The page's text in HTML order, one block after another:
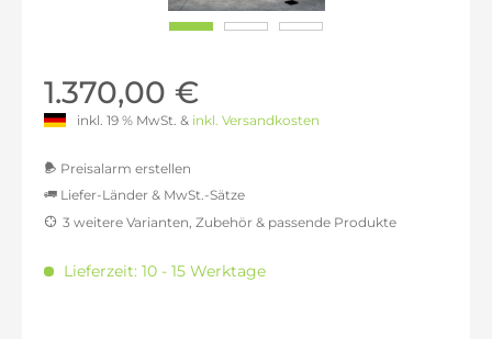
1.370,00 €
inkl. 19 % MwSt. & inkl. Versandkosten
Preisalarm erstellen
Liefer-Länder & MwSt.-Sätze
inkl. 16% MwSt.: 1.335,46 €
inkl. 20% MwSt.: 1.381,51 €
3 weitere Varianten, Zubehör & passende Produkte
Lieferzeit: 10 - 15 Werktage